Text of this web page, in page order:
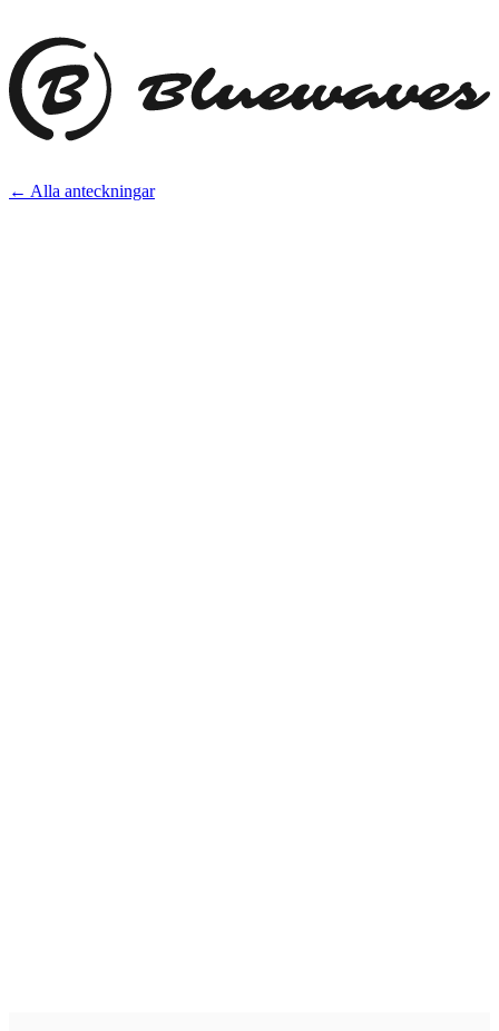
← Alla anteckningar